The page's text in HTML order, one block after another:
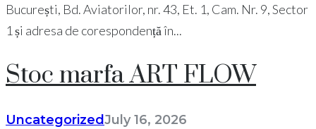
București, Bd. Aviatorilor, nr. 43, Et. 1, Cam. Nr. 9, Sector
1 și adresa de corespondență în...
Stoc marfa ART FLOW
UncategorizedJuly 16, 2026